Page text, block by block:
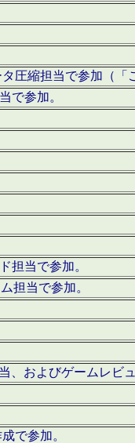
圧縮担当で参加（「
で参加。
担当で参加。
担当で参加。
、およびゲームレビ
で参加。